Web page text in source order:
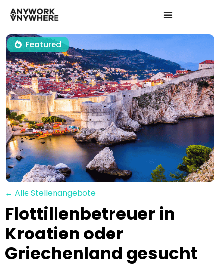
Featured
← Alle Stellenangebote
Flottillenbetreuer in
Kroatien oder
Griechenland gesucht